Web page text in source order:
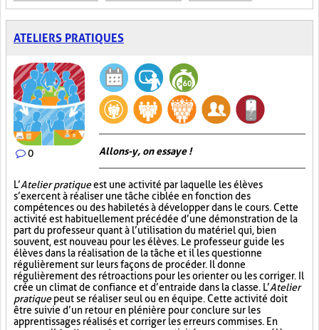
ATELIERS PRATIQUES
0 Allons-y, on essaye !
L’Atelier pratiqueest une activité par laquelle les élèves
s’exercent à réaliser une tâche ciblée en fonction des
compétences ou des habiletés à développer dans le cours. Cette
activité est habituellement précédée d’une démonstration de la
part du professeur quant à l’utilisation du matériel qui, bien
souvent, est nouveau pour les élèves. Le professeur guide les
élèves dans la réalisation de la tâche et il les questionne
régulièrement sur leurs façons de procéder. Il donne
régulièrement des rétroactions pour les orienter ou les corriger. Il
crée un climat de confiance et d’entraide dans la classe. L’Atelier
pratiquepeut se réaliser seul ou en équipe. Cette activité doit
être suivie d’un retour en plénière pour conclure sur les
apprentissages réalisés et corriger les erreurs commises. En